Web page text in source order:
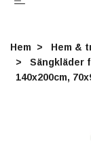
Hem Hem &
Sängkläder
140x200cm,